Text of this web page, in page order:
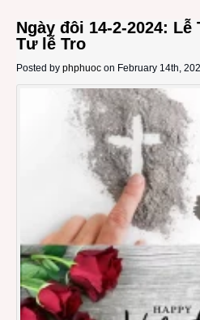
Ngày đôi 14-2-2024:
Tư lễ Tro
Posted by phphuoc on February 14th,